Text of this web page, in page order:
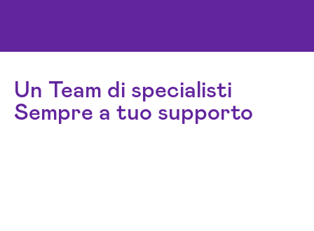
Un Team di specialisti
Sempre a tuo supporto